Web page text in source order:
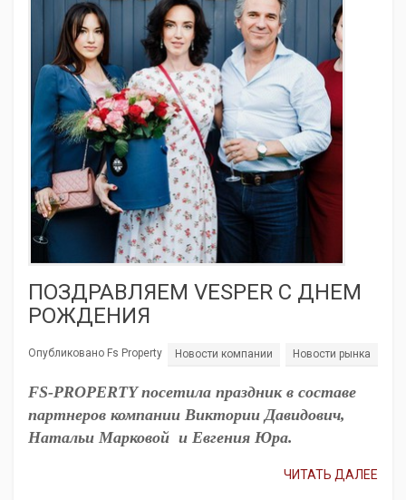
ПОЗДРАВЛЯЕМ VESPER С ДНЕМ
РОЖДЕНИЯ
Опубликовано Fs Property Новости компании Новости рынка
FS-PROPERTY посетила праздник в составе
партнеров компании Виктории Давидович,
Натальи Марковой и Евгения Юра.
ЧИТАТЬ ДАЛЕЕ